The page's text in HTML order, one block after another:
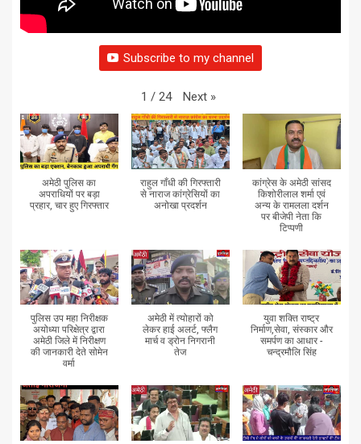
Subscribe to my channel
1 / 24 Next »
अमेठी पुलिस का
अपराधियों पर बड़ा
प्रहार, चार हुए गिरफ्तार
राहुल गाँधी की गिरफ्तारी
से नाराज कांग्रेसियों का
अनोखा प्रदर्शन
कांग्रेस के अमेठी सांसद
किशोरीलाल शर्मा एवं
अन्य के रामलला दर्शन
पर बीजेपी नेता कि
टिप्पणी
पुलिस उप महा निरीक्षक
अयोध्या परिक्षेत्र द्वारा
अमेठी जिले में निरीक्षण
की जानकारी देते सोमेन
वर्मा
अमेठी में त्योहारों को
लेकर हाई अलर्ट, फ्लैग
मार्च व ड्रोन निगरानी
तेज
युवा शक्ति राष्ट्र
निर्माण,सेवा, संस्कार और
समर्पण का आधार -
चन्द्रमौलि सिंह